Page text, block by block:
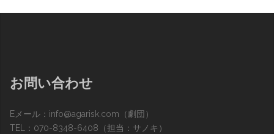
お問い合わせ
Eメール： info@agarisk.com （劇団）
TEL：070-8348-6408（担当：サノキ）